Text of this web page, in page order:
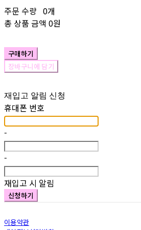
주문 수량 0개
총 상품 금액 0원
구매하기
장바구니에 담기
재입고 알림 신청
휴대폰 번호
-
-
재입고 시 알림
신청하기
이용약관